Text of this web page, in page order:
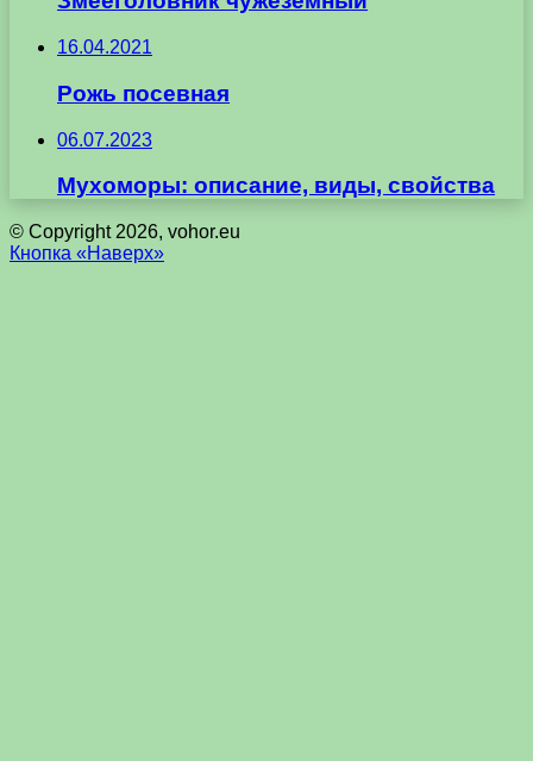
16.04.2021
Рожь посевная
06.07.2023
Мухоморы: описание, виды, свойства
© Copyright 2026, vohor.eu
Кнопка «Наверх»